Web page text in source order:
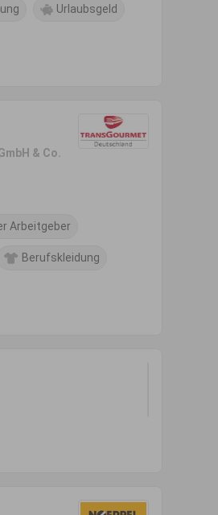
Urlaubsgeld
& Co.
Arbeitgeber
Berufskleidung